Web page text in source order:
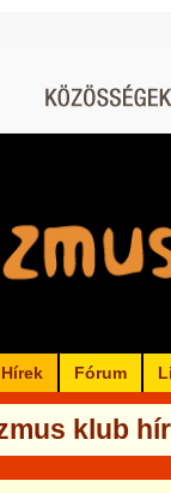
Hírek Fórum
klub